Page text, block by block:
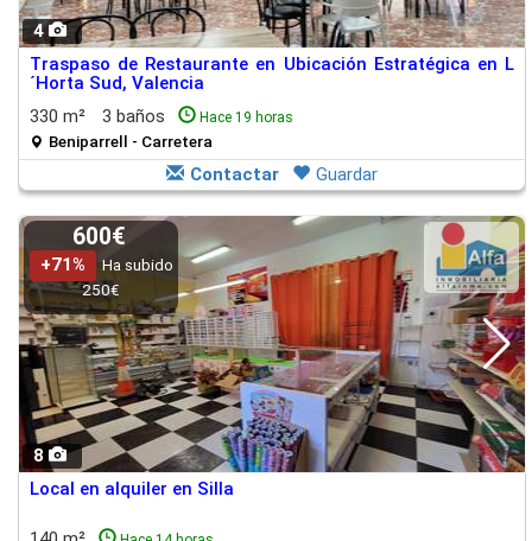
4
Traspaso de Restaurante en Ubicación Estratégica en L
´Horta Sud, Valencia
330 m²
3 baños Hace 19 horas
Beniparrell - Carretera
Contactar Guardar
8
600€
+71%
Ha subido
250€
Local en alquiler en Silla